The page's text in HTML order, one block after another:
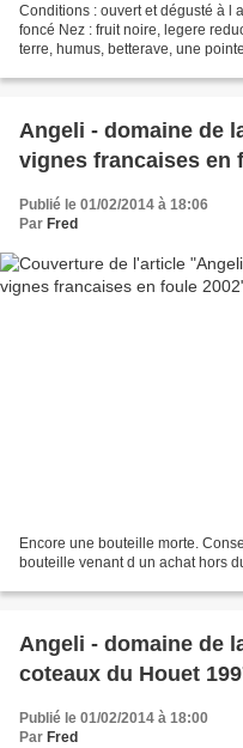
Conditions : ouvert et dégusté à l
foncé Nez : fruit noire, legere
terre, humus, betterave, une
Angeli - domaine de
vignes francaises en
Publié le 01/02/2014 à 18:06
Par Fred
Encore une bouteille morte.
bouteille venant d un achat hors
Angeli - domaine de
coteaux du Houet
Publié le 01/02/2014 à 18:00
Par Fred